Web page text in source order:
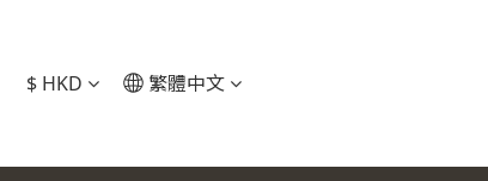
$ HKD 繁體中文